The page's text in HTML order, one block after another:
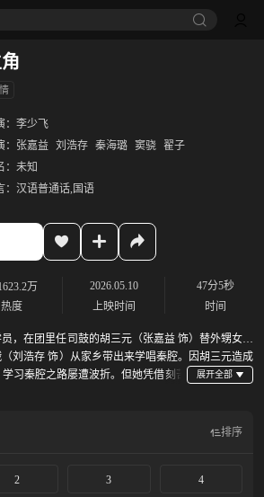
李少飞
张嘉益 刘浩存 秦海璐 窦骁 翟子
未知
汉语普通话,国语
万
热度
2026.05.10
上映时间
47分5秒
时间
，在团里任司鼓的胡三元（张嘉益 饰）替外甥女报
刘浩存 饰）从家乡带出来学唱秦腔。因胡三元造成
习秦腔之路屡遭波折。但她凭借刻苦
秦腔艺术的传承才是她作为“主角”的真正意义，她
排序
2 3 4